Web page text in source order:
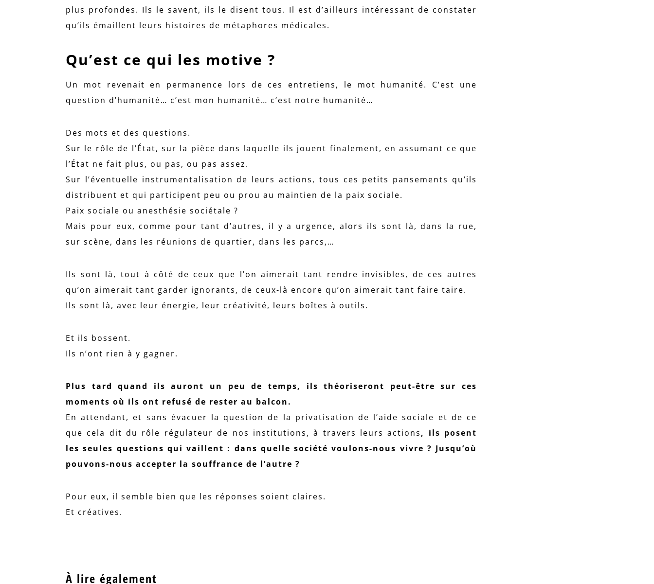
plus profondes. Ils le savent, ils le disent tous. Il est d’ailleurs intéressant de constater
qu’ils émaillent leurs histoires de métaphores médicales.
Qu’est ce qui les motive ?
Un mot revenait en permanence lors de ces entretiens, le mot humanité. C’est une
question d’humanité… c’est mon humanité… c’est notre humanité…
Des mots et des questions.
Sur le rôle de l’État, sur la pièce dans laquelle ils jouent finalement, en assumant ce que
l’État ne fait plus, ou pas, ou pas assez.
Sur l’éventuelle instrumentalisation de leurs actions, tous ces petits pansements qu’ils
distribuent et qui participent peu ou prou au maintien de la paix sociale.
Paix sociale ou anesthésie sociétale ?
Mais pour eux, comme pour tant d’autres, il y a urgence, alors ils sont là, dans la rue,
sur scène, dans les réunions de quartier, dans les parcs,…
Ils sont là, tout à côté de ceux que l’on aimerait tant rendre invisibles, de ces autres
qu’on aimerait tant garder ignorants, de ceux-là encore qu’on aimerait tant faire taire.
Ils sont là, avec leur énergie, leur créativité, leurs boîtes à outils.
Et ils bossent.
Ils n’ont rien à y gagner.
Plus tard quand ils auront un peu de temps, ils théoriseront peut-être sur ces
moments où ils ont refusé de rester au balcon.
En attendant, et sans évacuer la question de la privatisation de l’aide sociale et de ce
que cela dit du rôle régulateur de nos institutions, à travers leurs actions, ils posent
les seules questions qui vaillent : dans quelle société voulons-nous vivre ? Jusqu’où
pouvons-nous accepter la souffrance de l’autre ?
Pour eux, il semble bien que les réponses soient claires.
Et créatives.
À lire également